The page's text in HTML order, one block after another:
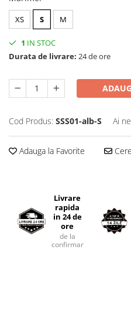
XS S M
1 IN STOC
Durata de livrare: 24 de ore
Cod Produs: SSS01-alb-S Ai
Adauga la Favorite
Livrare
rapida
in 24 de
ore
de la
confirmarea comenzii.